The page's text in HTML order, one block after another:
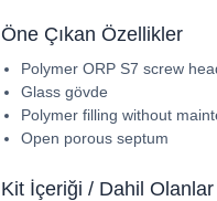
Öne Çıkan Özellikler
Polymer ORP S7 screw
Glass gövde
Polymer filling without
Open porous septum
Kit İçeriği / Dahil Olanlar